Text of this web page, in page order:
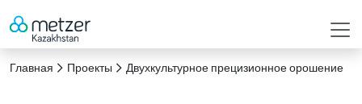
Главная Проекты Двухкультурное прецизионное орошение